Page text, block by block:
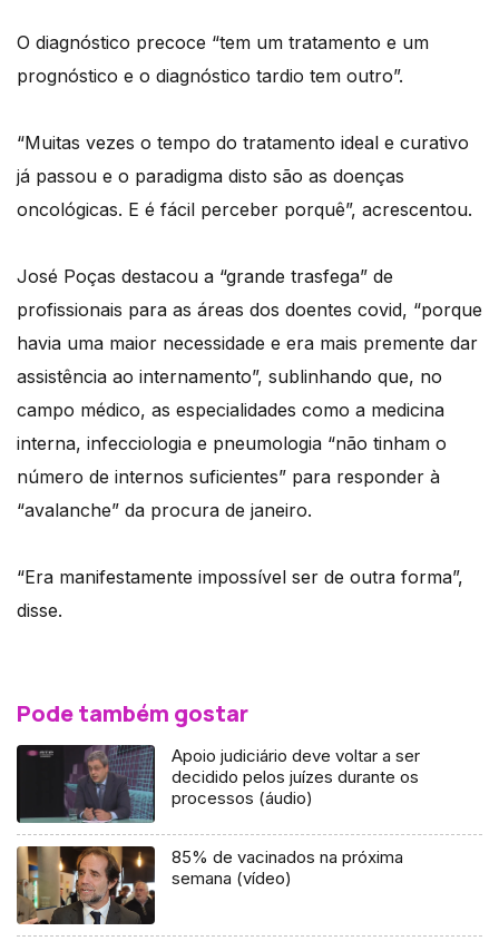
O diagnóstico precoce “tem um tratamento e um
prognóstico e o diagnóstico tardio tem outro”.
“Muitas vezes o tempo do tratamento ideal e curativo
já passou e o paradigma disto são as doenças
oncológicas. E é fácil perceber porquê”, acrescentou.
José Poças destacou a “grande trasfega” de
profissionais para as áreas dos doentes covid, “porque
havia uma maior necessidade e era mais premente dar
assistência ao internamento”, sublinhando que, no
campo médico, as especialidades como a medicina
interna, infecciologia e pneumologia “não tinham o
número de internos suficientes” para responder à
“avalanche” da procura de janeiro.
“Era manifestamente impossível ser de outra forma”,
disse.
Pode também gostar
Apoio judiciário deve voltar a ser
decidido pelos juízes durante os
processos (áudio)
85% de vacinados na próxima
semana (vídeo)